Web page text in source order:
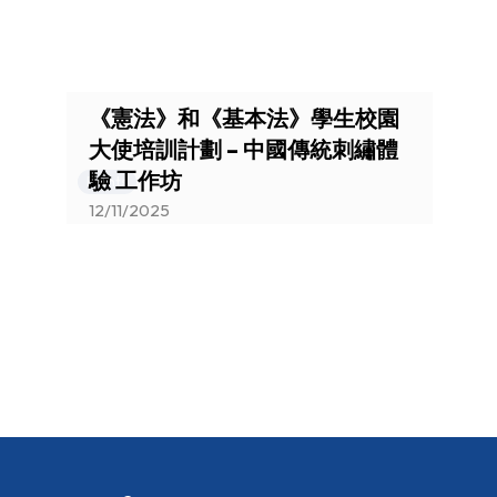
Events
《憲法》和《基本法》學生校園
大使培訓計劃 – 中國傳統刺繡體
驗 工作坊
12/11/2025